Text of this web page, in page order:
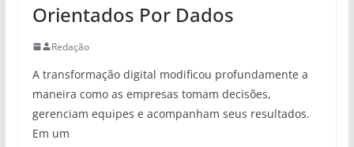
Orientados Por Dados
Redação
A transformação digital modificou profundamente a
maneira como as empresas tomam decisões,
gerenciam equipes e acompanham seus resultados.
Em um